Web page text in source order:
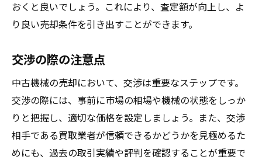
おくと良いでしょう。これにより、査定額が向上し、よ
り良い売却条件を引き出すことができます。
交渉の際の注意点
中古機械の売却において、交渉は重要なステップです。
交渉の際には、事前に市場の相場や機械の状態をしっか
りと把握し、適切な価格を設定しましょう。また、交渉
相手である買取業者が信頼できるかどうかを見極めるた
めにも、過去の取引実績や評判を確認することが重要で